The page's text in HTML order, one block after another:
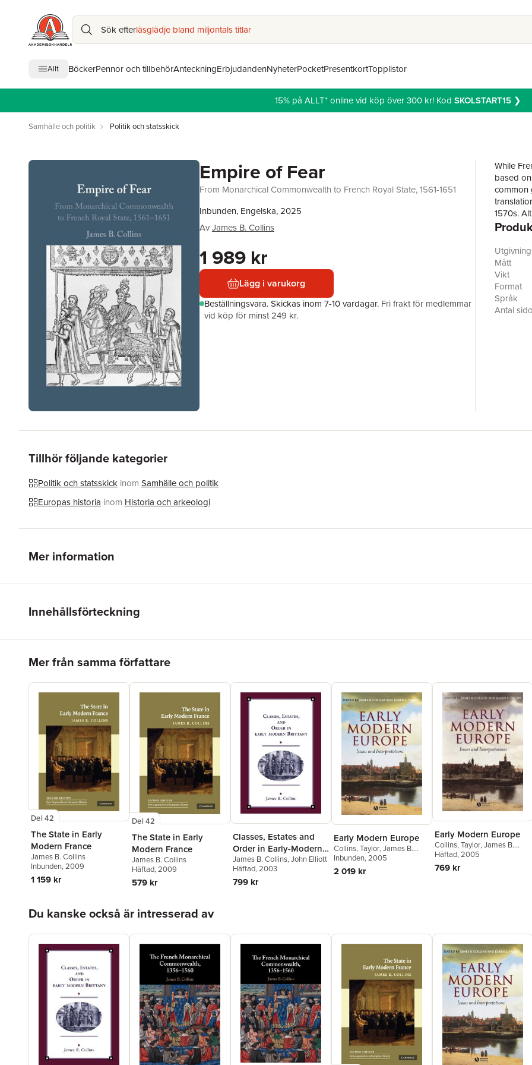
Sök efterläsglädje bland miljontals titlar
Allt BöckerPennor och tillbehörAnteckningErbjudandenNyheterPocketPresentkortTopplistor
15% på ALLT* online vid köp över 300 kr! Kod SKOLSTART15❯
Samhälle och politik Politik och statsskick
Empire of Fear
From Monarchical Commonwealth to French Royal State, 1561-1651
Inbunden, Engelska, 2025
AvJames B. Collins
1 989 kr
Lägg i varukorg
Beställningsvara.Skickas inom 7-10 vardagar. Fri frakt för medlemmar
vid köp för minst 249 kr.
While
based
common
1570s.
right up
level
Collins
process
Mått
Vikt
Format
Språk
Antal
Tillhör följande kategorier
Politik och statsskick inom Samhälle och politik
Europas historia inom Historia och arkeologi
Mer information
Innehållsförteckning
Mer från samma författare
Del 42
The State in Early
Modern France
James B. Collins
Inbunden, 2009
1 159 kr
Del 42
The State in Early
Modern France
James B. Collins
Häftad, 2009
579 kr
Classes, Estates and
Order in Early-Modern
Brittany
James B. Collins,John Elliott
Häftad, 2003
799 kr
Early Modern Europe
Collins,Taylor,James B.
Collins,Karen L. Taylor
Inbunden, 2005
2 019 kr
Early Modern Europe
Collins,Taylor,James B.
Collins,Karen L. Taylor
Häftad, 2005
769 kr
Du kanske också är intresserad av